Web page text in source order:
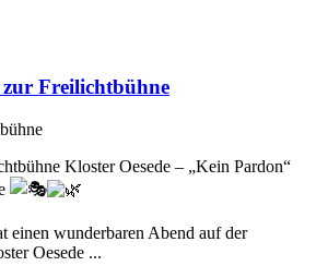
Freilichtbühne
Kloster Oesede – „Kein Pardon“
einen wunderbaren Abend auf der
Oesede ...